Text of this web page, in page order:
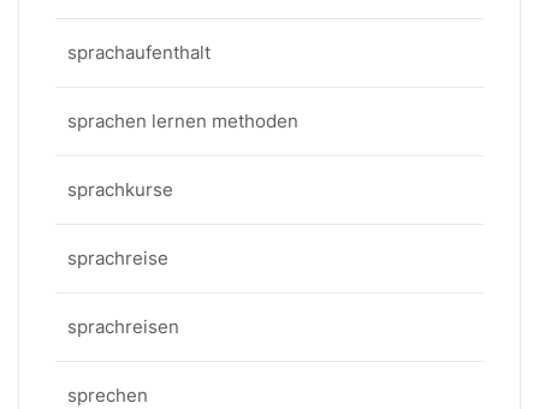
sprachaufenthalt
sprachen lernen methoden
sprachkurse
sprachreise
sprachreisen
sprechen